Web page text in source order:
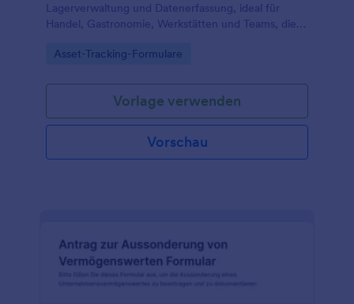
Lagerverwaltung und Datenerfassung, ideal für
Handel, Gastronomie, Werkstätten und Teams, die
Formularantworten in Jotform sammeln möchten.
Go to Category:
Asset-Tracking-Formulare
Vorlage verwenden
Vorschau